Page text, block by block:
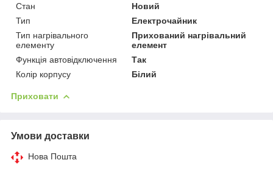
Стан
Новий
Тип
Електрочайник
Тип нагрівального
елементу
Прихований нагрівальний
елемент
Функція автовідключення
Так
Колір корпусу
Білий
Приховати
Умови доставки
Нова Пошта